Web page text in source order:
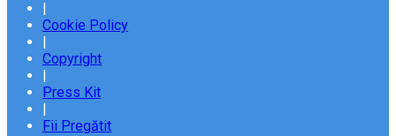
|
Cookie Policy
|
Copyright
|
Press Kit
|
Fii Pregătit